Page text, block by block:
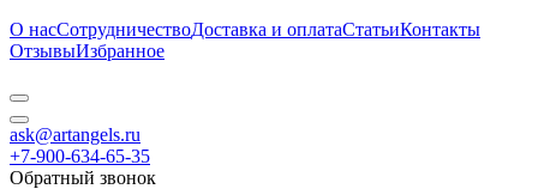
О насСотрудничествоДоставка и оплатаСтатьиКонтакты
ОтзывыИзбранное
ask@artangels.ru
+7-900-634-65-35
Обратный звонок